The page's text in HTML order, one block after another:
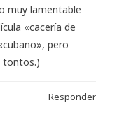
muy lamentable
«cacería de
pero
tontos.)
Responder